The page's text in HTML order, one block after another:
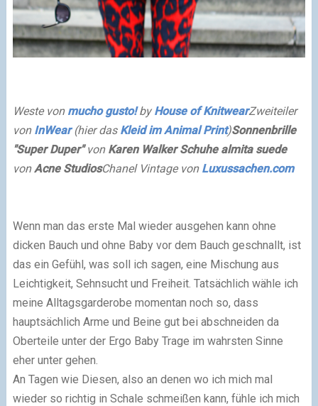
Weste von mucho gusto!by House of KnitwearZweiteiler
von InWear(hier das Kleid im Animal Print)Sonnenbrille
"Super Duper"von Karen WalkerSchuhe almita suede
vonAcne StudiosChanel Vintage von Luxussachen.com
Wenn man das erste Mal wieder ausgehen kann ohne
dicken Bauch und ohne Baby vor dem Bauch geschnallt, ist
das ein Gefühl, was soll ich sagen, eine Mischung aus
Leichtigkeit, Sehnsucht und Freiheit. Tatsächlich wähle ich
meine Alltagsgarderobe momentan noch so, dass
hauptsächlich Arme und Beine gut bei abschneiden da
Oberteile unter der Ergo Baby Trage im wahrsten Sinne
eher unter gehen.
An Tagen wie Diesen, also an denen wo ich mich mal
wieder so richtig in Schale schmeißen kann, fühle ich mich